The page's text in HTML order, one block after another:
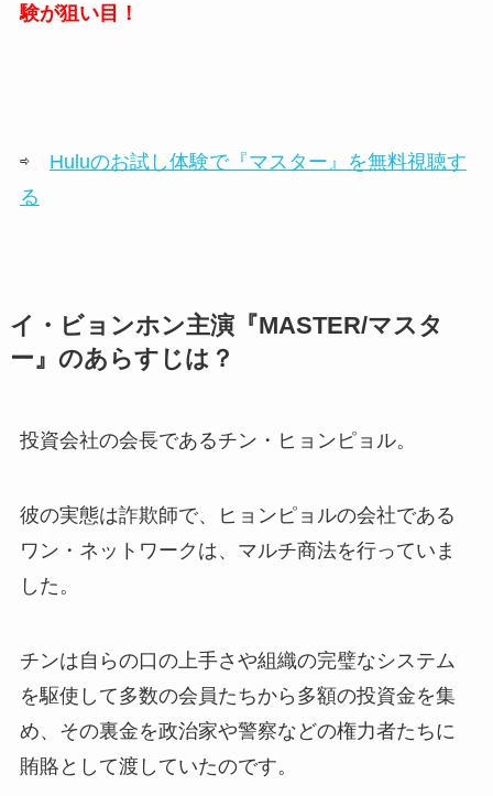
験が狙い目！
⇨ Huluのお試し体験で『マスター』を無料視聴す
る
イ・ビョンホン主演『MASTER/マスタ
ー』のあらすじは？
投資会社の会長であるチン・ヒョンピョル。
彼の実態は詐欺師で、ヒョンピョルの会社である
ワン・ネットワークは、マルチ商法を行っていま
した。
チンは自らの口の上手さや組織の完璧なシステム
を駆使して多数の会員たちから多額の投資金を集
め、その裏金を政治家や警察などの権力者たちに
賄賂として渡していたのです。